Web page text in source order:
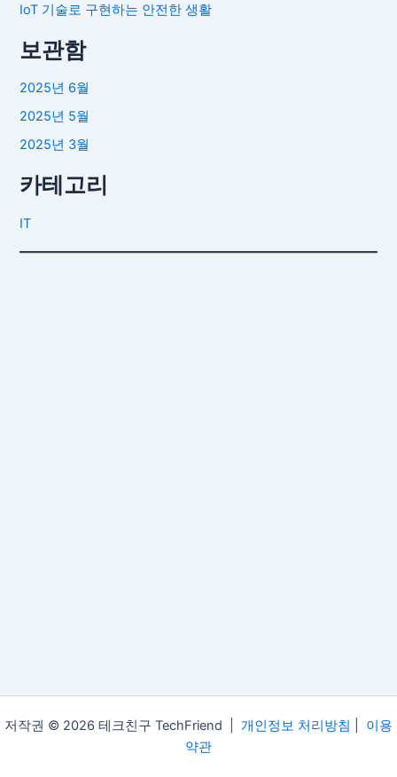
IoT 기술로 구현하는 안전한 생활
보관함
2025년 6월
2025년 5월
2025년 3월
카테고리
IT
저작권 © 2026 테크친구 TechFriend | 개인정보 처리방침
이용
약관